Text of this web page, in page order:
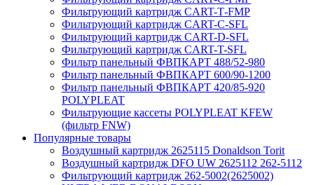
Фильтрующий картридж CART-Т-FMP
Фильтрующий картридж CART-C-SFL
Фильтрующий картридж CART-D-SFL
Фильтрующий картридж CART-T-SFL
Фильтр панельный ФВПКАРТ 488/52-980
Фильтр панельный ФВПКАРТ 600/90-1200
Фильтр панельный ФВПКАРТ 420/85-920
POLYPLEAT
Фильтрующие кассеты POLYPLEAT KFEW
(фильтр FNW)
Популярные товары
Воздушный картридж 2625115 Donaldson Torit
Воздушный картридж DFO UW 2625112 262-5112
Фильтрующий картридж 262-5002(2625002)